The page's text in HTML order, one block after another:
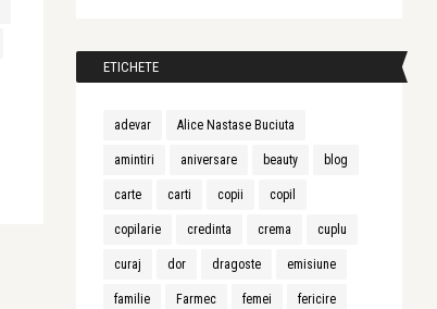
ETICHETE
adevar Alice Nastase Buciuta
amintiri aniversare beauty blog
carte carti copii copil
copilarie credinta crema cuplu
curaj dor dragoste emisiune
familie Farmec femei fericire